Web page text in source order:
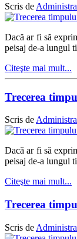
Scris de
Dacă ar fi să
peisaj de-a lungul
Citeşte mai mult...
Trecerea
Scris de
Dacă ar fi să
peisaj de-a lungul
Citeşte mai mult...
Trecerea
Scris de